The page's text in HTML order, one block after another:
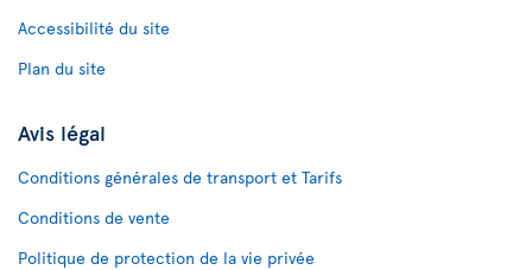
Accessibilité du site
Plan du site
Avis légal
Conditions générales de transport et Tarifs
Conditions de vente
Politique de protection de la vie privée